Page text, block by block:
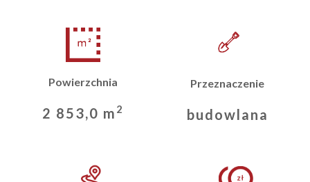
Powierzchnia
2 853,0 m 2
Przeznaczenie
budowlana